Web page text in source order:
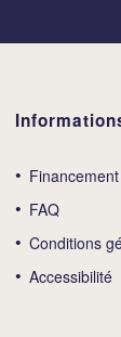
Financement
FAQ
Conditions
Accessibilité